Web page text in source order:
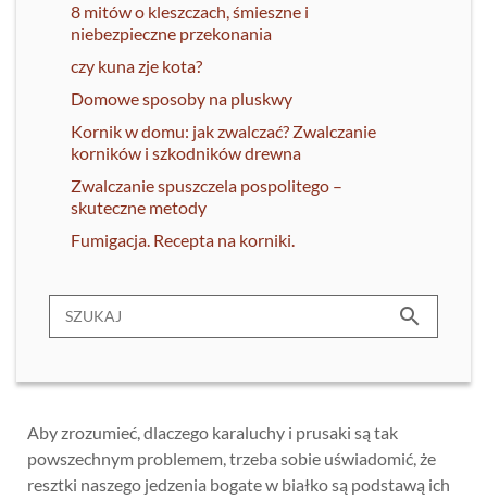
Aby zrozumieć, dlaczego karaluchy i prusaki są tak
powszechnym problemem, trzeba sobie uświadomić, że
resztki naszego jedzenia bogate w białko są podstawą ich
8 mitów o kleszczach, śmieszne i
niebezpieczne przekonania
czy kuna zje kota?
Domowe sposoby na pluskwy
Kornik w domu: jak zwalczać? Zwalczanie
korników i szkodników drewna
Zwalczanie spuszczela pospolitego –
skuteczne metody
Fumigacja. Recepta na korniki.
search